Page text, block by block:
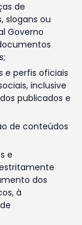
de
slogans ou
Governo
e perfis oficiais
inclusive
publicados e
de conteúdos
e
dos
à